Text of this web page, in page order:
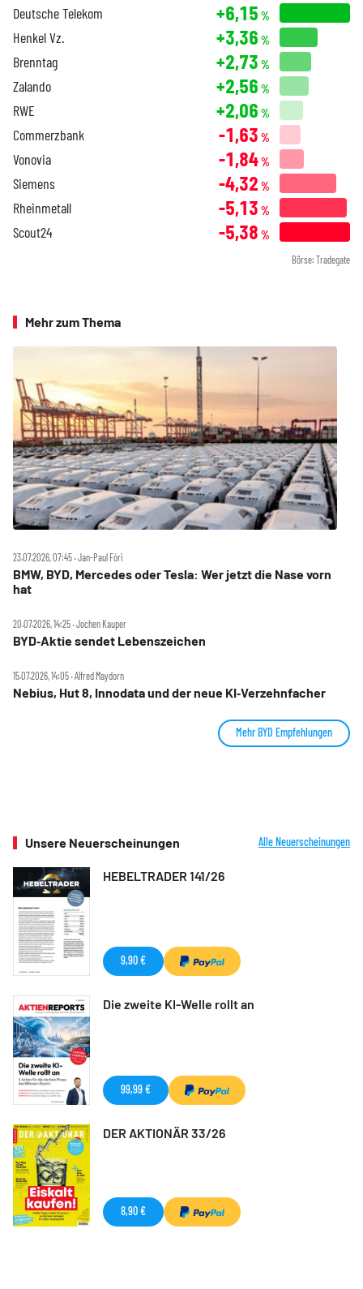
Deutsche Telekom +6,15 %
Henkel Vz. +3,36 %
Brenntag +2,73 %
Zalando +2,56 %
RWE +2,06 %
Commerzbank -1,63 %
Vonovia -1,84%
Siemens -4,32 %
Rheinmetall -5,13 %
Scout24 -5,38 %
Börse: Tradegate
Mehr zum Thema
23.07.2026, 07:45 ‧ Jan-Paul Fóri
BMW, BYD, Mercedes oder Tesla: Wer jetzt die Nase vorn
hat
20.07.2026, 14:25 ‧ Jochen Kauper
BYD‑Aktie sendet Lebenszeichen
15.07.2026, 14:05 ‧ Alfred Maydorn
Nebius, Hut 8, Innodata und der neue KI‑Verzehnfacher
Mehr BYD Empfehlungen
Unsere Neuerscheinungen Alle Neuerscheinungen
HEBELTRADER 141/26
9,90 €
Die zweite KI-Welle rollt an
99,99 €
DER AKTIONÄR 33/26
8,90 €